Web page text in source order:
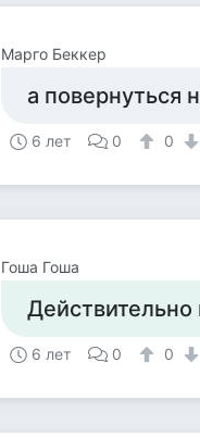
Mарго Беккер
а повернуться
6 лет 0 0
Гоша Гоша
Действительно
6 лет 0 0